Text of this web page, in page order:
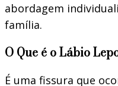
abordagem
família.
O Que é o Lábio
É uma fissura que